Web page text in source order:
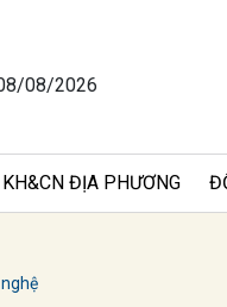
08/2026
KH&CN ĐỊA PHƯƠNG